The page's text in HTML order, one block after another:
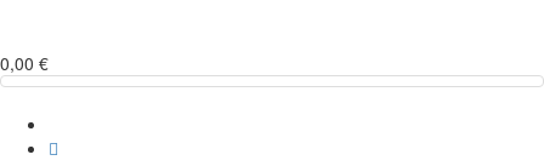
0,00 €